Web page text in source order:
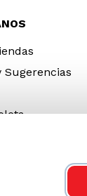
Sugerencias